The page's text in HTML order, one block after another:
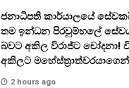
ජනාධිපති කාර්යාලයේ
තම ඉන්ධන පිරවුම්හලේ
බවට අකිල විරාජ්ට චෝදනා!
අකිලට
2 hours ago